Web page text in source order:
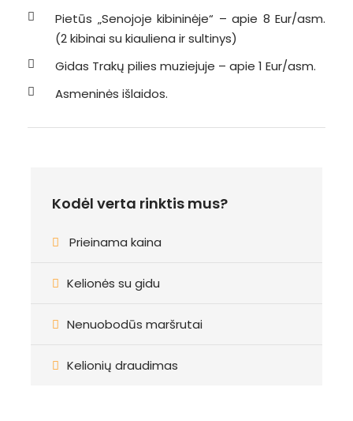
Kodėl verta rinktis mus?
Prieinama kaina
Kelionės su gidu
Nenuobodūs maršrutai
Kelionių draudimas
Pietūs „Senojoje kibininėje“ – apie 8 Eur/asm.
(2 kibinai su kiauliena ir sultinys)
Gidas Trakų pilies muziejuje – apie 1 Eur/asm.
Asmeninės išlaidos.